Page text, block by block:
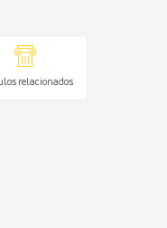
relacionados